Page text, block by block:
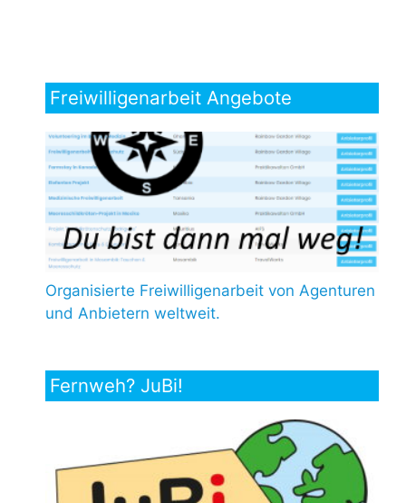
Freiwilligenarbeit Angebote
Organisierte Freiwilligenarbeit von Agenturen
und Anbietern weltweit.
Fernweh? JuBi!